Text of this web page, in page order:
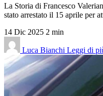
La Storia di Francesco
stato arrestato il 15 aprile per
14 Dic 2025 2 min
Luca Bianchi Leggi di